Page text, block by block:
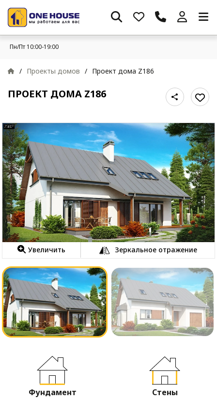
Пн/Пт 10:00-19:00
/ Проекты домов / Проект дома Z186
ПРОЕКТ ДОМА Z186
Увеличить Зеркальное отражение
Фундамент Стены